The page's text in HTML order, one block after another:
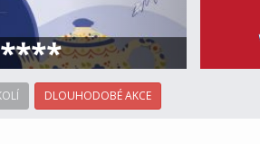
****
DLOUHODOBÉ AKCE